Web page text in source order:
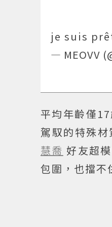
je suis
— MEOVV
平均年齡僅
駕馭的特殊
慧喬 好友超
包圍，也擋不